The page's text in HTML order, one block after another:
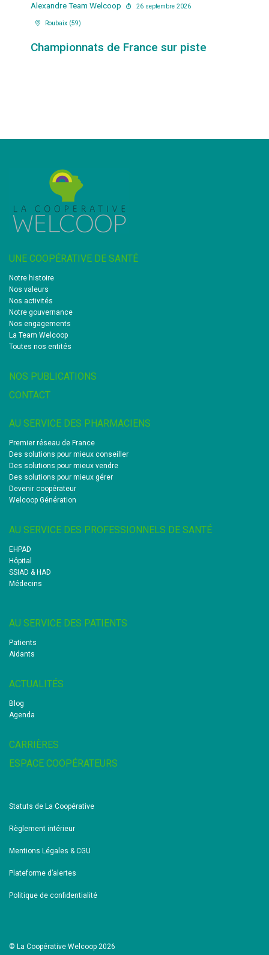
AlexandreTeam Welcoop 26 septembre 2026
Roubaix (59)
Championnats de France sur piste
UNE COOPÉRATIVE DE SANTÉ
Notre histoire
Nos valeurs
Nos activités
Notre gouvernance
Nos engagements
La Team Welcoop
Toutes nos entités
NOS PUBLICATIONS
CONTACT
AU SERVICE DES PHARMACIENS
Premier réseau de France
Des solutions pour mieux conseiller
Des solutions pour mieux vendre
Des solutions pour mieux gérer
Devenir coopérateur
Welcoop Génération
AU SERVICE DES PROFESSIONNELS DE SANTÉ
EHPAD
Hôpital
SSIAD & HAD
Médecins
AU SERVICE DES PATIENTS
Patients
Aidants
ACTUALITÉS
Blog
Agenda
CARRIÈRES
ESPACE COOPÉRATEURS
Statuts de La Coopérative
Règlement intérieur
Mentions Légales & CGU
Plateforme d’alertes
Politique de confidentialité
© La Coopérative Welcoop 2026